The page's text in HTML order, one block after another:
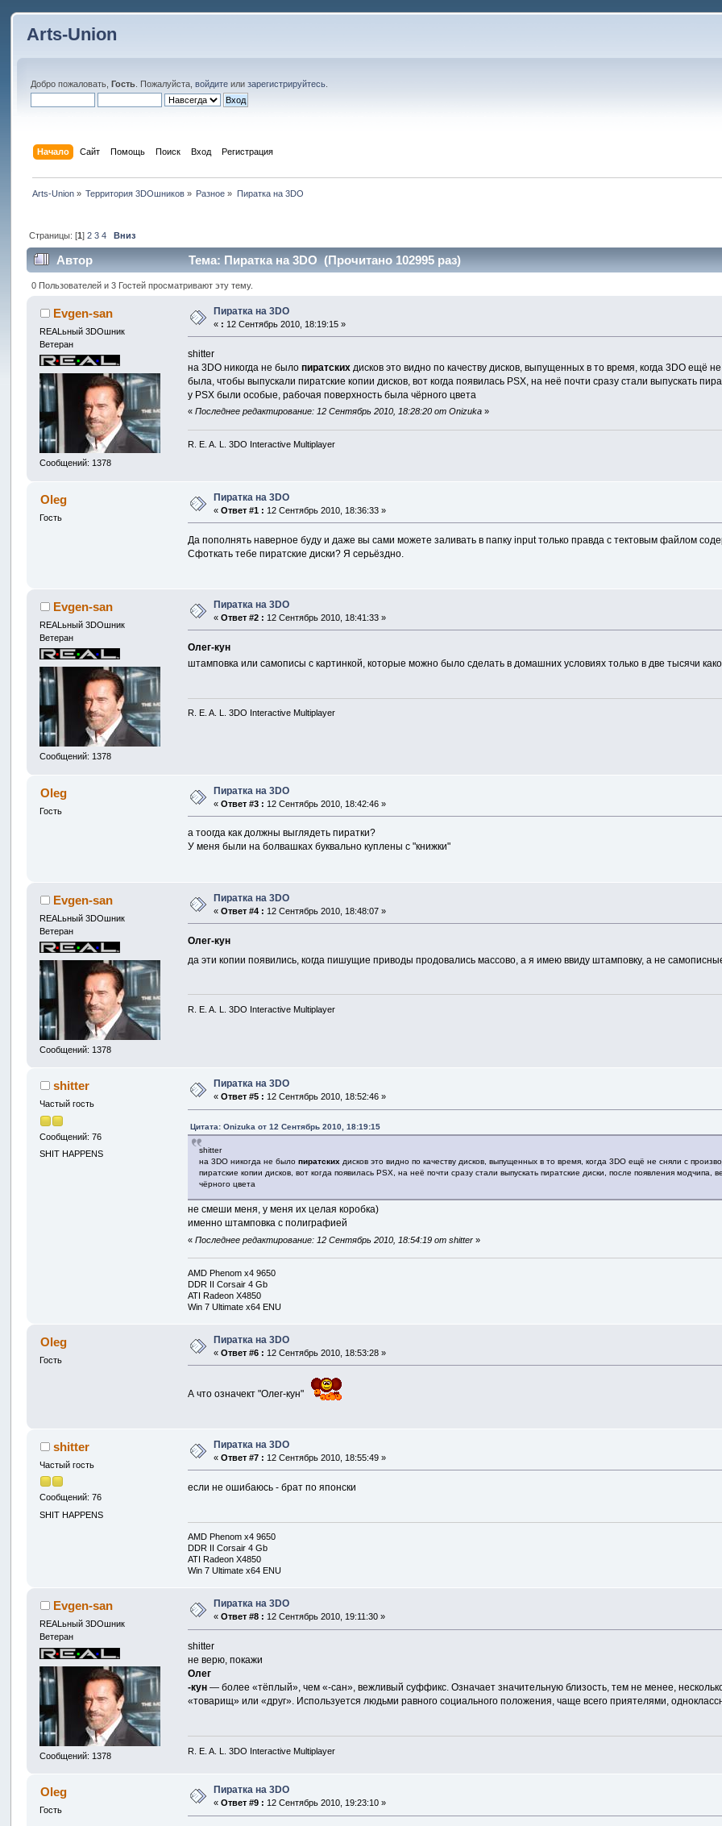
Arts-Union
Добро пожаловать,Гость . Пожалуйста,войдите илизарегистрируйтесь
Начало Сайт Помощь Поиск Вход Регистрация
Arts-Union» Территория 3DOшников » Разное » Пиратка на 3DO
Страницы: [1] 2 3 4 Вниз
Автор Тема: Пиратка на 3DO (Прочитано 102995 раз)
0 Пользователей и 3 Гостей просматривают эту тему.
Evgen-san
REALьный 3DOшник
Ветеран
Сообщений: 1378
Пиратка на 3DO
« : 12 Сентябрь 2010, 18:19:15 »
shitter
на 3DO никогда не былопиратских дисков это видно по качеству дисков, выпущенных в то время, когда 3DO ещё
была, чтобы выпускали пиратские копии дисков, вот когда появилась PSX, на неё почти сразу стали выпускать
у PSX были особые, рабочая поверхность была чёрного цвета
«Последнее редактирование: 12 Сентябрь 2010, 18:28:20 от Onizuka »
R. E. A. L. 3DO Interactive Multiplayer
Oleg
Гость
Пиратка на 3DO
«Ответ #1 : 12 Сентябрь 2010, 18:36:33 »
Да пополнять наверное буду и даже вы сами можете заливать в папку input только правда с тектовым файлом
Сфоткать тебе пиратские диски? Я серьёздно.
Evgen-san
REALьный 3DOшник
Ветеран
Сообщений: 1378
Пиратка на 3DO
«Ответ #2 : 12 Сентябрь 2010, 18:41:33 »
Олег-кун
штамповка или самописы с картинкой, которые можно было сделать в домашних условиях только в две тысячи
R. E. A. L. 3DO Interactive Multiplayer
Oleg
Гость
Пиратка на 3DO
«Ответ #3 : 12 Сентябрь 2010, 18:42:46 »
а тоогда как должны выглядеть пиратки?
У меня были на болвашках буквально куплены с "книжки"
Evgen-san
REALьный 3DOшник
Ветеран
Сообщений: 1378
Пиратка на 3DO
«Ответ #4 : 12 Сентябрь 2010, 18:48:07 »
Олег-кун
да эти копии появились, когда пишущие приводы продовались массово, а я имею ввиду штамповку, а не
R. E. A. L. 3DO Interactive Multiplayer
shitter
Частый гость
Сообщений: 76
SHIT HAPPENS
Пиратка на 3DO
«Ответ #5 : 12 Сентябрь 2010, 18:52:46 »
Цитата: Onizuka от 12 Сентябрь 2010, 18:19:15
shitter
на 3DO никогда не былопиратских дисков это видно по качеству дисков, выпущенных в то время, когда 3DO ещё не сняли с
пиратские копии дисков, вот когда появилась PSX, на неё почти сразу стали выпускать пиратские диски, после появления
чёрного цвета
не смеши меня, у меня их целая коробка)
именно штамповка с полиграфией
«Последнее редактирование: 12 Сентябрь 2010, 18:54:19 от shitter »
AMD Phenom x4 9650
DDR II Corsair 4 Gb
ATI Radeon X4850
Win 7 Ultimate x64 ENU
Oleg
Гость
Пиратка на 3DO
«Ответ #6 : 12 Сентябрь 2010, 18:53:28 »
А что означект "Олег-кун"
shitter
Частый гость
Сообщений: 76
SHIT HAPPENS
Пиратка на 3DO
«Ответ #7 : 12 Сентябрь 2010, 18:55:49 »
если не ошибаюсь - брат по японски
AMD Phenom x4 9650
DDR II Corsair 4 Gb
ATI Radeon X4850
Win 7 Ultimate x64 ENU
Evgen-san
REALьный 3DOшник
Ветеран
Сообщений: 1378
Пиратка на 3DO
«Ответ #8 : 12 Сентябрь 2010, 19:11:30 »
shitter
не верю, покажи
Олег
-кун — более «тёплый», чем «-сан», вежливый суффикс. Означает значительную близость, тем не менее,
«товарищ» или «друг». Используется людьми равного социального положения, чаще всего приятелями,
R. E. A. L. 3DO Interactive Multiplayer
Oleg
Гость
Пиратка на 3DO
«Ответ #9 : 12 Сентябрь 2010, 19:23:10 »